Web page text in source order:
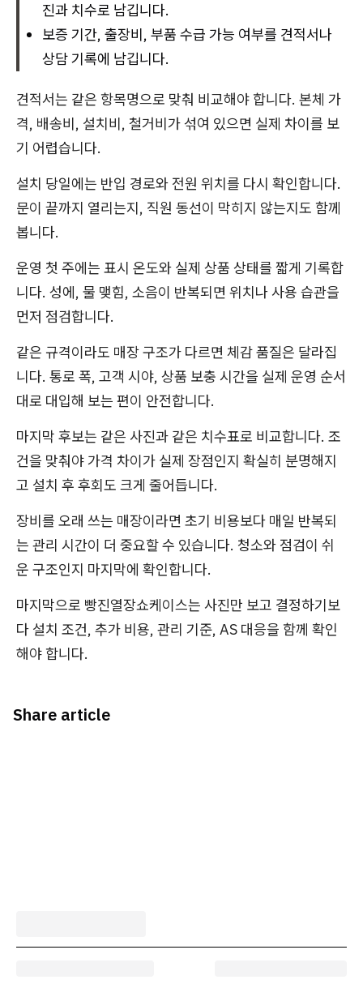
진과 치수로 남깁니다.
보증 기간, 출장비, 부품 수급 가능 여부를 견적서나
상담 기록에 남깁니다.
견적서는 같은 항목명으로 맞춰 비교해야 합니다. 본체 가
격, 배송비, 설치비, 철거비가 섞여 있으면 실제 차이를 보
기 어렵습니다.
설치 당일에는 반입 경로와 전원 위치를 다시 확인합니다.
문이 끝까지 열리는지, 직원 동선이 막히지 않는지도 함께
봅니다.
운영 첫 주에는 표시 온도와 실제 상품 상태를 짧게 기록합
니다. 성에, 물 맺힘, 소음이 반복되면 위치나 사용 습관을
먼저 점검합니다.
같은 규격이라도 매장 구조가 다르면 체감 품질은 달라집
니다. 통로 폭, 고객 시야, 상품 보충 시간을 실제 운영 순서
대로 대입해 보는 편이 안전합니다.
마지막 후보는 같은 사진과 같은 치수표로 비교합니다. 조
건을 맞춰야 가격 차이가 실제 장점인지 확실히 분명해지
고 설치 후 후회도 크게 줄어듭니다.
장비를 오래 쓰는 매장이라면 초기 비용보다 매일 반복되
는 관리 시간이 더 중요할 수 있습니다. 청소와 점검이 쉬
운 구조인지 마지막에 확인합니다.
마지막으로 빵진열장쇼케이스는 사진만 보고 결정하기보
다 설치 조건, 추가 비용, 관리 기준, AS 대응을 함께 확인
해야 합니다.
Share article